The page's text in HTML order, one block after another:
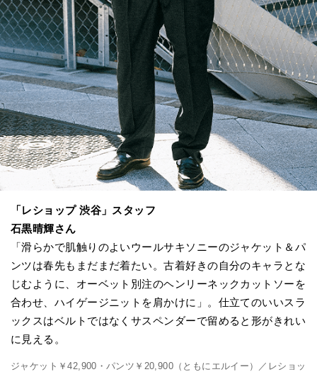
「レショップ 渋谷」スタッフ
石黒晴輝さん
「滑らかで肌触りのよいウールサキソニーのジャケット＆パ
ンツは春先もまだまだ着たい。古着好きの自分のキャラとな
じむように、オーベット別注のヘンリーネックカットソーを
合わせ、ハイゲージニットを肩かけに」。仕立てのいいスラ
ックスはベルトではなくサスペンダーで留めると形がきれい
に見える。
ジャケット￥42,900・パンツ￥20,900（ともにエルイー）／レショッ